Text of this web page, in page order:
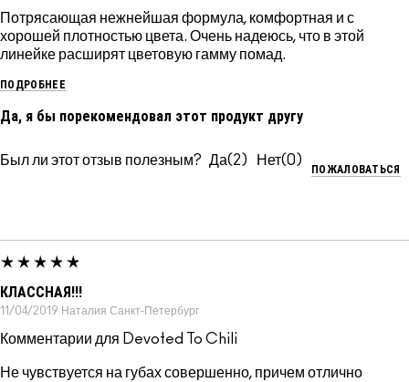
Потрясающая нежнейшая формула, комфортная и с
хорошей плотностью цвета. Очень надеюсь, что в этой
линейке расширят цветовую гамму помад.
ПОДРОБНЕЕ
Да, я бы порекомендовал этот продукт другу
Был ли этот отзыв полезным? 2 0
ПОЖАЛОВАТЬСЯ
КЛАССНАЯ!!!
11/04/2019 Наталия Санкт-Петербург
Комментарии для Devoted To Chili
Не чувствуется на губах совершенно, причем отлично